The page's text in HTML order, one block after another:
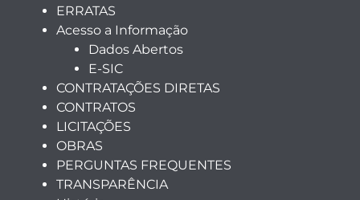
ERRATAS
Acesso a Informação
Dados Abertos
E-SIC
CONTRATAÇÕES DIRETAS
CONTRATOS
LICITAÇÕES
OBRAS
PERGUNTAS FREQUENTES
TRANSPARÊNCIA